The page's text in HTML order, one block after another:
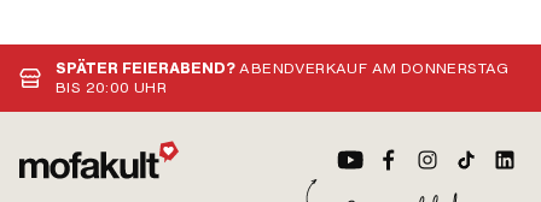
SPÄTER FEIERABEND?ABENDVERKAUF AM DONNERSTAG
BIS 20:00 UHR